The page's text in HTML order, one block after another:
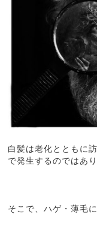
白髪は老化とともに
で発生するのではあり
そこで、ハゲ・薄毛